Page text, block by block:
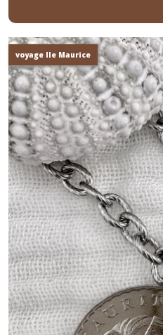
voyage Ile Maurice